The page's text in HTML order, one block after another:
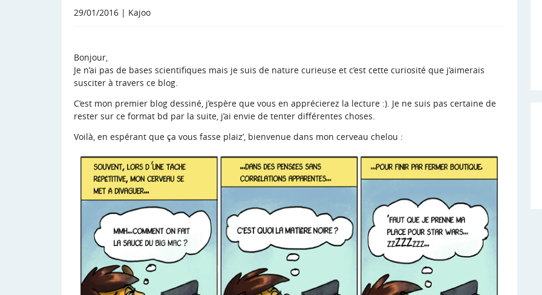
29/01/2016 | Kajoo
Bonjour,
Je n’ai pas de bases scientifiques mais je suis de nature curieuse et c’est cette curiosité que j’aimerais
susciter à travers ce blog.
C’est mon premier blog dessiné, j’espère que vous en apprécierez la lecture :). Je ne suis pas certaine de
rester sur ce format bd par la suite, j’ai envie de tenter différentes choses.
Voilà, en espérant que ça vous fasse plaiz’, bienvenue dans mon cerveau chelou :